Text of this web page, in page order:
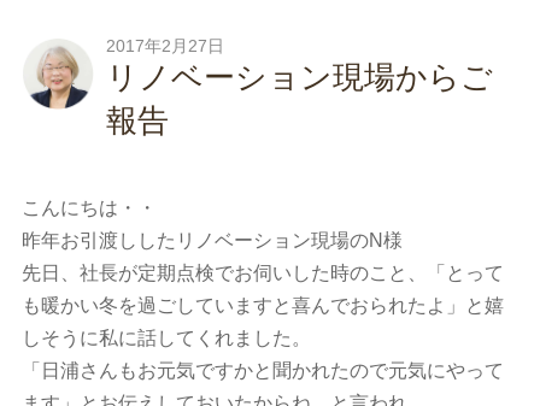
2017年2月27日
リノベーション現場からご
報告
こんにちは・・
昨年お引渡ししたリノベーション現場のN様
先日、社長が定期点検でお伺いした時のこと、「とって
も暖かい冬を過ごしていますと喜んでおられたよ」と嬉
しそうに私に話してくれました。
「日浦さんもお元気ですかと聞かれたので元気にやって